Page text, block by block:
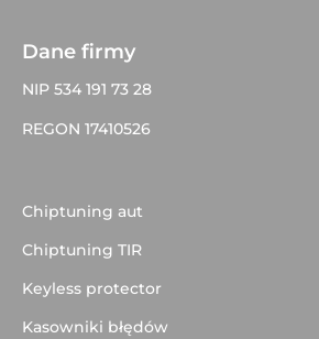
Dane firmy
NIP 534 191 73 28
REGON 17410526
Chiptuning aut
Chiptuning TIR
Keyless protector
Kasowniki błędów